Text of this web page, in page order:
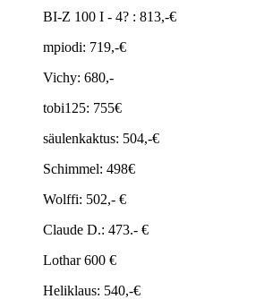
BI-Z 100 I - 4? : 813,-€
mpiodi: 719,-€
Vichy: 680,-
tobi125: 755€
säulenkaktus: 504,-€
Schimmel: 498€
Wolffi: 502,- €
Claude D.: 473.- €
Lothar 600 €
Heliklaus: 540,-€